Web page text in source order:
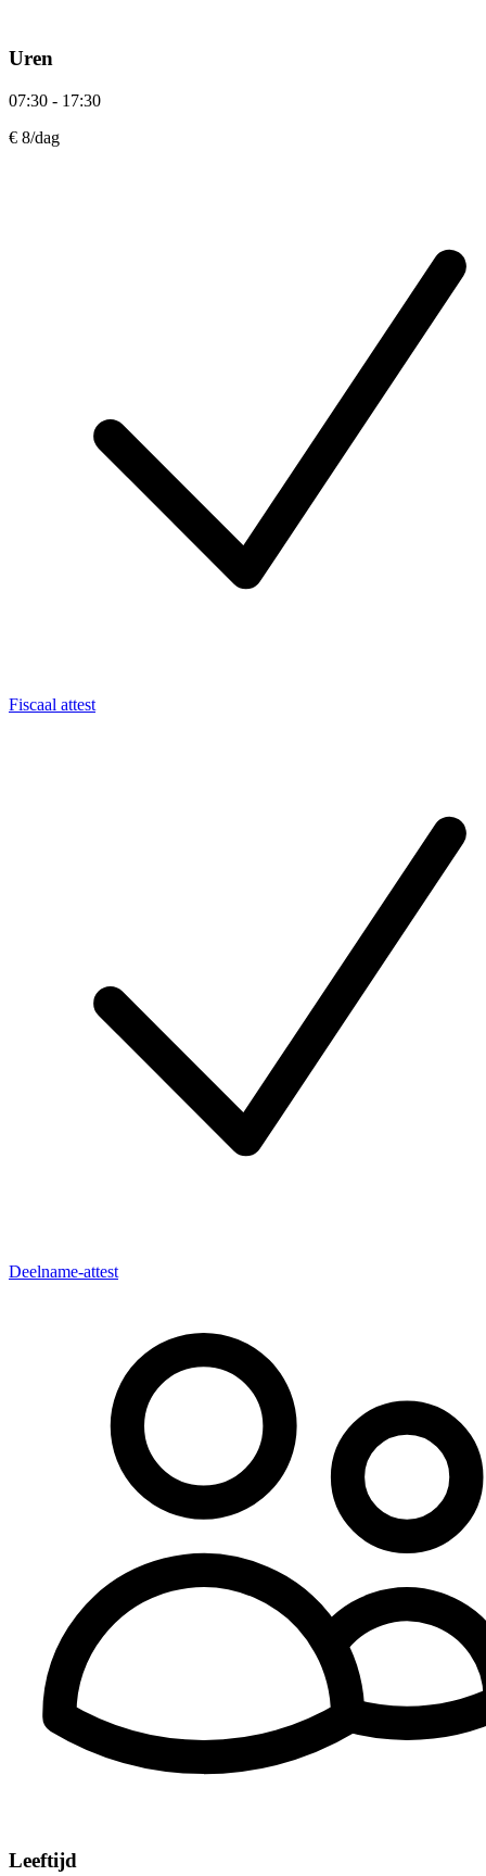
Uren
07:30 - 17:30
€ 8/dag
Fiscaal attest
Deelname-attest
Leeftijd